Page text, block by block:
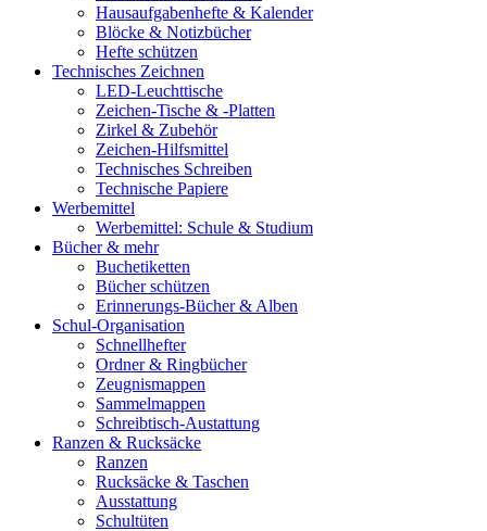
Hausaufgabenhefte & Kalender
Blöcke & Notizbücher
Hefte schützen
Technisches Zeichnen
LED-Leuchttische
Zeichen-Tische & -Platten
Zirkel & Zubehör
Zeichen-Hilfsmittel
Technisches Schreiben
Technische Papiere
Werbemittel
Werbemittel: Schule & Studium
Bücher & mehr
Buchetiketten
Bücher schützen
Erinnerungs-Bücher & Alben
Schul-Organisation
Schnellhefter
Ordner & Ringbücher
Zeugnismappen
Sammelmappen
Schreibtisch-Austattung
Ranzen & Rucksäcke
Ranzen
Rucksäcke & Taschen
Ausstattung
Schultüten